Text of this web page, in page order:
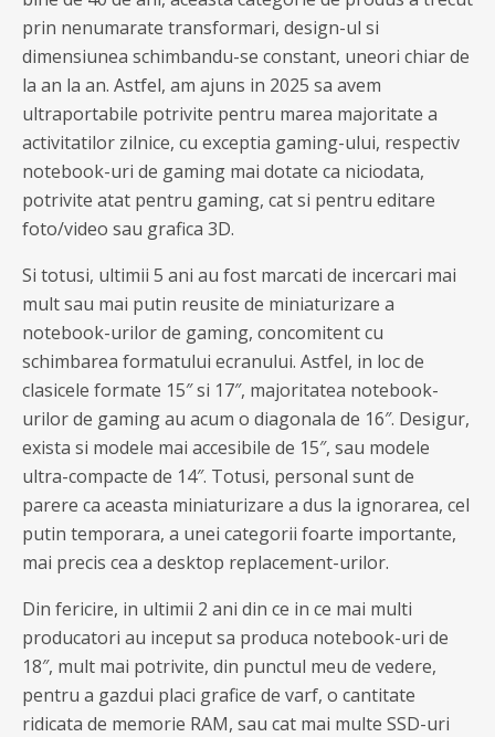
prin nenumarate transformari, design-ul si
dimensiunea schimbandu-se constant, uneori chiar de
la an la an. Astfel, am ajuns in 2025 sa avem
ultraportabile potrivite pentru marea majoritate a
activitatilor zilnice, cu exceptia gaming-ului, respectiv
notebook-uri de gaming mai dotate ca niciodata,
potrivite atat pentru gaming, cat si pentru editare
foto/video sau grafica 3D.
Si totusi, ultimii 5 ani au fost marcati de incercari mai
mult sau mai putin reusite de miniaturizare a
notebook-urilor de gaming, concomitent cu
schimbarea formatului ecranului. Astfel, in loc de
clasicele formate 15″ si 17″, majoritatea notebook-
urilor de gaming au acum o diagonala de 16″. Desigur,
exista si modele mai accesibile de 15″, sau modele
ultra-compacte de 14″. Totusi, personal sunt de
parere ca aceasta miniaturizare a dus la ignorarea, cel
putin temporara, a unei categorii foarte importante,
mai precis cea a desktop replacement-urilor.
Din fericire, in ultimii 2 ani din ce in ce mai multi
producatori au inceput sa produca notebook-uri de
18″, mult mai potrivite, din punctul meu de vedere,
pentru a gazdui placi grafice de varf, o cantitate
ridicata de memorie RAM, sau cat mai multe SSD-uri